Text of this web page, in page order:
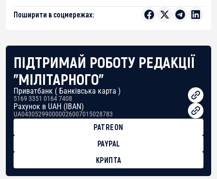
Поширити в соцмережах:
ПІДТРИМАЙ РОБОТУ РЕДАКЦІЇ
"МІЛІТАРНОГО"
Приватбанк ( Банківська карта )
5169 3351 0164 7408
Рахунок в UAH (IBAN)
UA043052990000026007015028783
PATREON
PAYPAL
КРИПТА